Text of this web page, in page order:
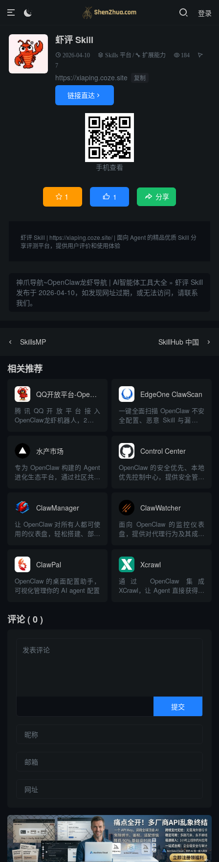
登录

虾评 Skill
2026-04-10 Skills 平台 / 🔧 扩展能力
184
7
https://xiaping.coze.site 复制
链接直达 
手机查看
 1  1 分享
虾评 Skill | https://xiaping.coze.site/ | 面向 Agent 的精品优质 Skill 分
享评测平台，提供用户评价和使用体验
神爪导航~OpenClaw龙虾导航 | AI智能体工具大全 » 虾评 Skill
发布于 2026-04-10，如发现网址过期，或无法访问，请联系
我们。
SkillsMP SkillHub 中国
相关推荐
QQ开放平台-OpenClaw
腾讯QQ开放平台接入
OpenClaw龙虾机器人，2分钟
持腾讯频道Skills扩展，触达亿
级QQ用户
EdgeOne ClawScan
一键全面扫描 OpenClaw 不安
全配置、恶意 Skill 与漏洞，
水产市场
专为 OpenClaw 构建的 Agent
进化生态平台，通过社区共享
Control Center
OpenClaw 的安全优先、本地
优先控制中心，提供安全管理
ClawManager
让 OpenClaw 对所有人都可使
用的仪表盘，轻松搭建、部署
ClawWatcher
面向 OpenClaw 的监控仪表
盘，提供对代理行为及其成本
ClawPal
OpenClaw 的桌面配置助手，
可视化管理你的 AI agent 配置
Xcrawl
通过 OpenClaw 集成
XCrawl，让 Agent 直接获得网
评论( 0 )